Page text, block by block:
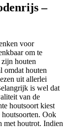
–
voor
om te
houten
omdat houten
uit allerlei
is wel dat
van de
houtsoort kiest
houtsoorten. Ook
met houtrot. Indien